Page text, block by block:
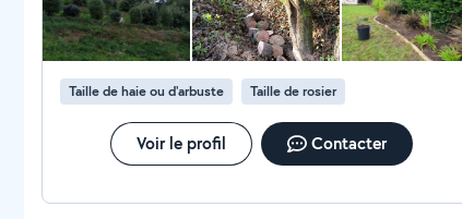
Taille de haie ou d'arbuste Taille de rosier
Voir le profil Contacter